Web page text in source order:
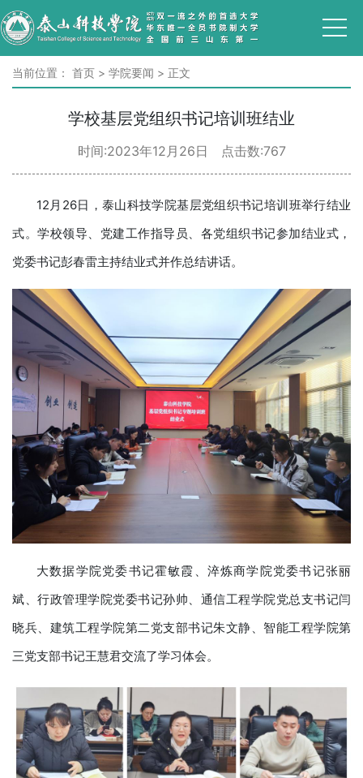
当前位置： 首页 > 学院要闻 > 正文
学校基层党组织书记培训班结业
时间:2023年12月26日 点击数:767
12月26日，泰山科技学院基层党组织书记培训班举行结业
式。学校领导、党建工作指导员、各党组织书记参加结业式，
党委书记彭春雷主持结业式并作总结讲话。
大数据学院党委书记霍敏霞、淬炼商学院党委书记张丽
斌、行政管理学院党委书记孙帅、通信工程学院党总支书记闫
晓兵、建筑工程学院第二党支部书记朱文静、智能工程学院第
三党支部书记王慧君交流了学习体会。